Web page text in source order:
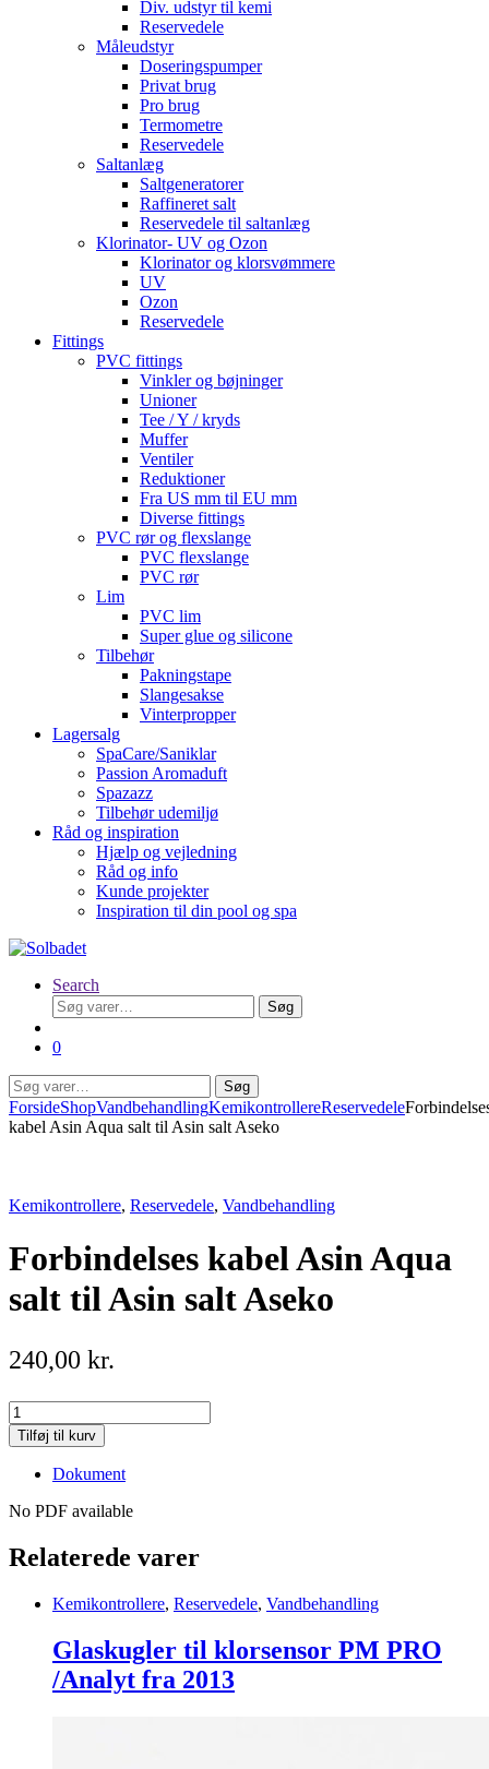
Div. udstyr til kemi
Reservedele
Måleudstyr
Doseringspumper
Privat brug
Pro brug
Termometre
Reservedele
Saltanlæg
Saltgeneratorer
Raffineret salt
Reservedele til saltanlæg
Klorinator- UV og Ozon
Klorinator og klorsvømmere
UV
Ozon
Reservedele
Fittings
PVC fittings
Vinkler og bøjninger
Unioner
Tee / Y / kryds
Muffer
Ventiler
Reduktioner
Fra US mm til EU mm
Diverse fittings
PVC rør og flexslange
PVC flexslange
PVC rør
Lim
PVC lim
Super glue og silicone
Tilbehør
Pakningstape
Slangesakse
Vinterpropper
Lagersalg
SpaCare/Saniklar
Passion Aromaduft
Spazazz
Tilbehør udemiljø
Råd og inspiration
Hjælp og vejledning
Råd og info
Kunde projekter
Inspiration til din pool og spa
Search
Søg
efter:
Søg
0
Søg
efter:
Søg
ForsideShopVandbehandlingKemikontrollereReservedele
kabel Asin Aqua salt til Asin salt Aseko
Kemikontrollere, Reservedele, Vandbehandling
Forbindelses kabel Asin Aqua
salt til Asin salt Aseko
240,00 kr.
Forbindelses
kabel
Asin
Aqua
til
salt
Aseko
Tilføj til kurv
Dokument
No PDF available
Relaterede varer
Kemikontrollere, Reservedele, Vandbehandling
Glaskugler til klorsensor PM PRO
/Analyt fra 2013